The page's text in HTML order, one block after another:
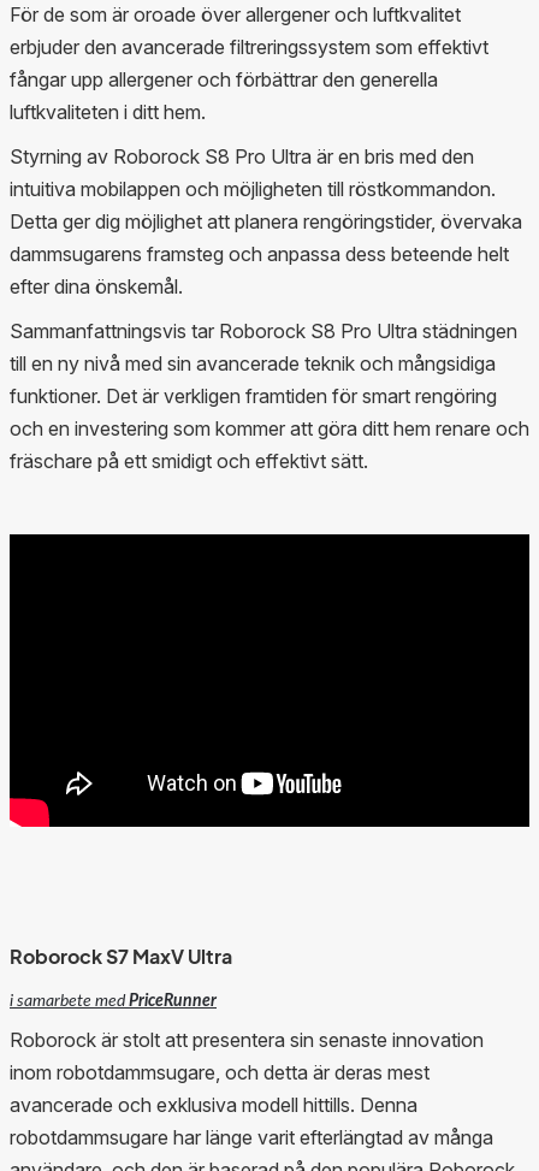
För de som är oroade över allergener och luftkvalitet
erbjuder den avancerade filtreringssystem som effektivt
fångar upp allergener och förbättrar den generella
luftkvaliteten i ditt hem.
Styrning av Roborock S8 Pro Ultra är en bris med den
intuitiva mobilappen och möjligheten till röstkommandon.
Detta ger dig möjlighet att planera rengöringstider, övervaka
dammsugarens framsteg och anpassa dess beteende helt
efter dina önskemål.
Sammanfattningsvis tar Roborock S8 Pro Ultra städningen
till en ny nivå med sin avancerade teknik och mångsidiga
funktioner. Det är verkligen framtiden för smart rengöring
och en investering som kommer att göra ditt hem renare och
fräschare på ett smidigt och effektivt sätt.
Roborock S7 MaxV Ultra
i samarbete med PriceRunner
Roborock är stolt att presentera sin senaste innovation
inom robotdammsugare, och detta är deras mest
avancerade och exklusiva modell hittills. Denna
robotdammsugare har länge varit efterlängtad av många